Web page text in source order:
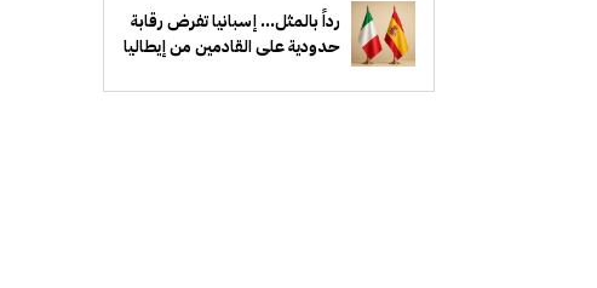
رداً بالمثل... إسبانيا تفرض رقابة
حدودية على القادمين من إيطاليا